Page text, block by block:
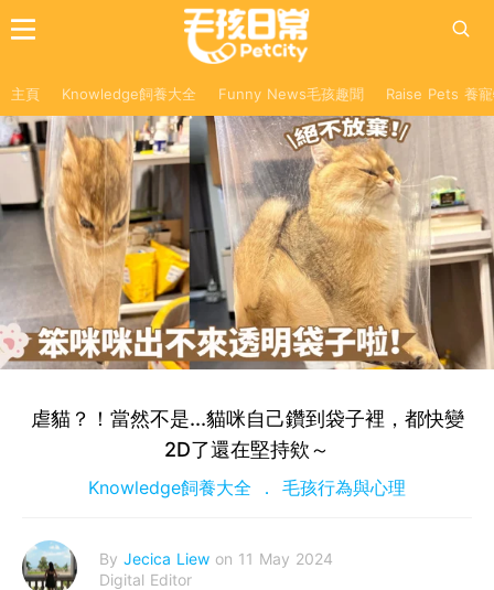
主頁 Knowledge飼養大全 Funny News毛孩趣聞 Raise Pets 養
虐貓？！當然不是...貓咪自己鑽到袋子裡，都快變
2D了還在堅持欸～
Knowledge飼養大全 毛孩行為與心理
By Jecica Liew on 11 May 2024
Digital Editor